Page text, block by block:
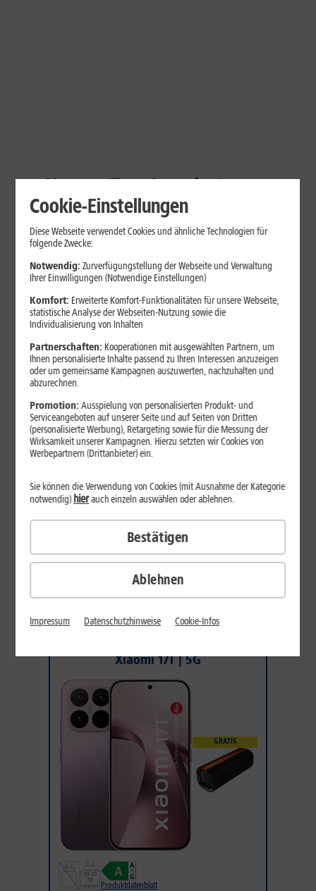
Unsere Top-Angebote von
Xiaomi
Xiaomi 17T Pro | 5G
Produktdatenblatt
29,
99
Xiaomi 17T | 5G
GRATIS
Produktdatenblatt
Cookie-Einstellungen
Diese Webseite verwendet Cookies und ähnliche Technologien für
folgende Zwecke:
Notwendig: Zurverfügungstellung der Webseite und Verwaltung
Ihrer Einwilligungen (Notwendige Einstellungen)
Komfort: Erweiterte Komfort-Funktionalitäten für unsere Webseite,
statistische Analyse der Webseiten-Nutzung sowie die
Individualisierung von Inhalten
Partnerschaften: Kooperationen mit ausgewählten Partnern, um
Ihnen personalisierte Inhalte passend zu Ihren Interessen anzuzeigen
oder um gemeinsame Kampagnen auszuwerten, nachzuhalten und
abzurechnen.
Promotion:Ausspielung von personalisierten Produkt- und
Serviceangeboten auf unserer Seite und auf Seiten von Dritten
(personalisierte Werbung), Retargeting sowie für die Messung der
Wirksamkeit unserer Kampagnen. Hierzu setzten wir Cookies von
Werbepartnern (Drittanbieter) ein.
Ablehnen
Sie können die Verwendung von Cookies (mit Ausnahme der Kategorie
notwendig) hierauch einzeln auswählen oder ablehnen.
Bestätigen
Impressum Datenschutzhinweise Cookie-Infos